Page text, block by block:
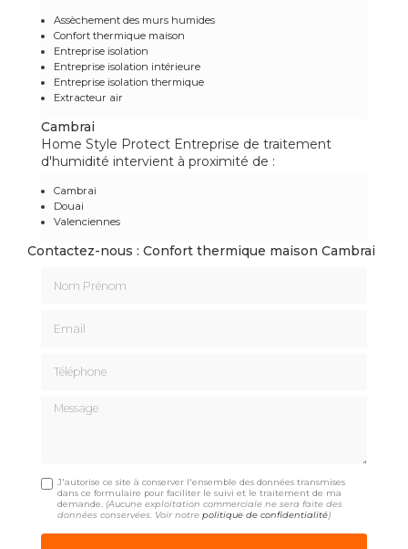
Assèchement des murs humides
Confort thermique maison
Entreprise isolation
Entreprise isolation intérieure
Entreprise isolation thermique
Extracteur air
Cambrai
Home Style Protect Entreprise de traitement
d'humidité intervient à proximité de :
Cambrai
Douai
Valenciennes
Contactez-nous : Confort thermique maison Cambrai
Message
J'autorise ce site à conserver l'ensemble des données transmises
dans ce formulaire pour faciliter le suivi et le traitement de ma
demande. (Aucune exploitation commerciale ne sera faite des
données conservées. Voir notrepolitique de confidentialité)